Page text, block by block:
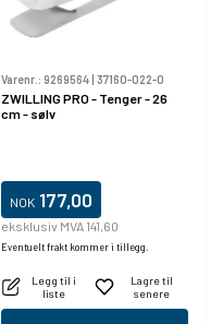
Varenr.: 9269564| 37160-022-0
ZWILLING PRO - Tenger - 26
cm - sølv
NOK 177,00
eksklusiv MVA 141,60
Eventuelt frakt kommer i tillegg.
Legg til i
liste
Lagre til
senere